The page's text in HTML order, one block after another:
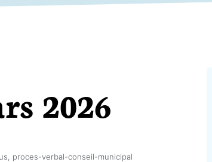
2026
proces-verbal-conseil-municipal